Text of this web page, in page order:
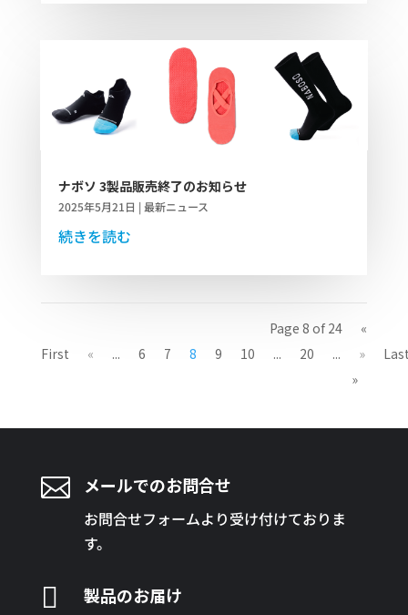
ナボソ 3製品販売終了のお知らせ
2025年5月21日 |最新ニュース
続きを読む
Page 8 of 24
«
First
« ... 6 7 8 9 10 ... 20 ... »
»
 メールでのお問合せ
お問合せフォームより受け付けておりま
す。
 製品のお届け